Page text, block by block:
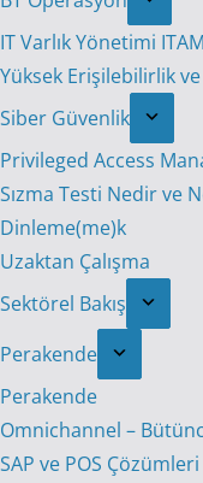
IT Varlık Yönetimi ITAM
Yüksek Erişilebilirlik
Siber Güvenlik
Privileged Access
Sızma Testi Nedir ve
Dinleme(me)k
Uzaktan Çalışma
Sektörel Bakış
Perakende
Perakende
Omnichannel –
SAP ve POS Çözümleri